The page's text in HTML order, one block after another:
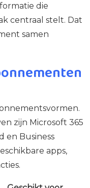
die
centraal stelt. Dat
samen
zijn Microsoft 365
en Business
apps,